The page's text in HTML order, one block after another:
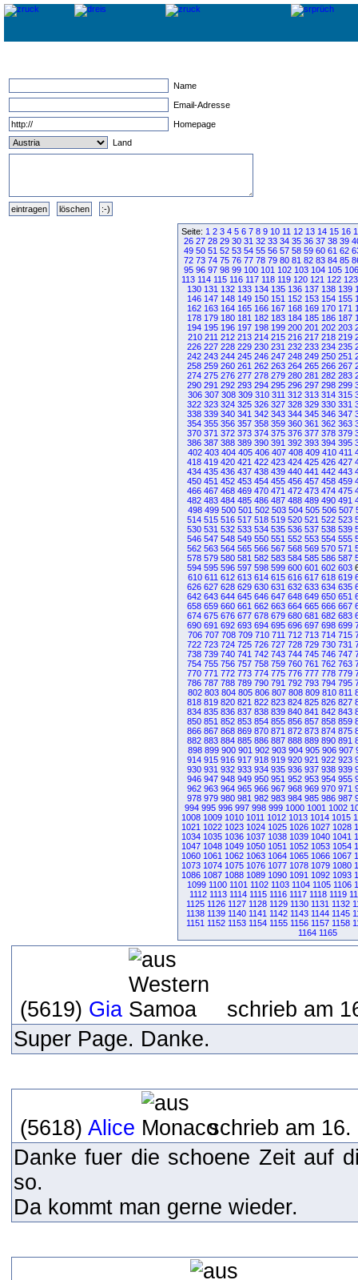
Name
Email-Adresse
Homepage
Land
Seite: 1 2 3 4 5 6 7 8 9 10 11 12 13 14 15 16
26 27 28 29 30 31 32 33 34 35 36 37 38 39
49 50 51 52 53 54 55 56 57 58 59 60 61 62
72 73 74 75 76 77 78 79 80 81 82 83 84 85
95 96 97 98 99 100 101 102 103 104 105 106
113 114 115 116 117 118 119 120 121 122 123
130 131 132 133 134 135 136 137 138 139
146 147 148 149 150 151 152 153 154 155
162 163 164 165 166 167 168 169 170 171
178 179 180 181 182 183 184 185 186 187
194 195 196 197 198 199 200 201 202 203
210 211 212 213 214 215 216 217 218 219
226 227 228 229 230 231 232 233 234 235
242 243 244 245 246 247 248 249 250 251
258 259 260 261 262 263 264 265 266 267
274 275 276 277 278 279 280 281 282 283
290 291 292 293 294 295 296 297 298 299
306 307 308 309 310 311 312 313 314 315
322 323 324 325 326 327 328 329 330 331
338 339 340 341 342 343 344 345 346 347
354 355 356 357 358 359 360 361 362 363
370 371 372 373 374 375 376 377 378 379
386 387 388 389 390 391 392 393 394 395
402 403 404 405 406 407 408 409 410 411
418 419 420 421 422 423 424 425 426 427
434 435 436 437 438 439 440 441 442 443
450 451 452 453 454 455 456 457 458 459
466 467 468 469 470 471 472 473 474 475
482 483 484 485 486 487 488 489 490 491
498 499 500 501 502 503 504 505 506 507
514 515 516 517 518 519 520 521 522 523
530 531 532 533 534 535 536 537 538 539
546 547 548 549 550 551 552 553 554 555
562 563 564 565 566 567 568 569 570 571
578 579 580 581 582 583 584 585 586 587
594 595 596 597 598 599 600 601 602 603
610 611 612 613 614 615 616 617 618 619
626 627 628 629 630 631 632 633 634 635
642 643 644 645 646 647 648 649 650 651
658 659 660 661 662 663 664 665 666 667
674 675 676 677 678 679 680 681 682 683
690 691 692 693 694 695 696 697 698 699
706 707 708 709 710 711 712 713 714 715
722 723 724 725 726 727 728 729 730 731
738 739 740 741 742 743 744 745 746 747
754 755 756 757 758 759 760 761 762 763
770 771 772 773 774 775 776 777 778 779
786 787 788 789 790 791 792 793 794 795
802 803 804 805 806 807 808 809 810 811
818 819 820 821 822 823 824 825 826 827
834 835 836 837 838 839 840 841 842 843
850 851 852 853 854 855 856 857 858 859
866 867 868 869 870 871 872 873 874 875
882 883 884 885 886 887 888 889 890 891
898 899 900 901 902 903 904 905 906 907
914 915 916 917 918 919 920 921 922 923
930 931 932 933 934 935 936 937 938 939
946 947 948 949 950 951 952 953 954 955
962 963 964 965 966 967 968 969 970 971
978 979 980 981 982 983 984 985 986 987
994 995 996 997 998 999 1000 1001 1002
1008 1009 1010 1011 1012 1013 1014 1015
1021 1022 1023 1024 1025 1026 1027 1028
1034 1035 1036 1037 1038 1039 1040 1041
1047 1048 1049 1050 1051 1052 1053 1054
1060 1061 1062 1063 1064 1065 1066 1067
1073 1074 1075 1076 1077 1078 1079 1080
1086 1087 1088 1089 1090 1091 1092 1093
1099 1100 1101 1102 1103 1104 1105 1106
1112 1113 1114 1115 1116 1117 1118 1119
1125 1126 1127 1128 1129 1130 1131 1132
1138 1139 1140 1141 1142 1143 1144 1145
1151 1152 1153 1154 1155 1156 1157 1158
1164 1165
(5619) Gia
schrieb am
Super Page. Danke.
(5618) Alice
schrieb am
Danke fuer die schoene Zeit auf
so.
Da kommt man gerne wieder.